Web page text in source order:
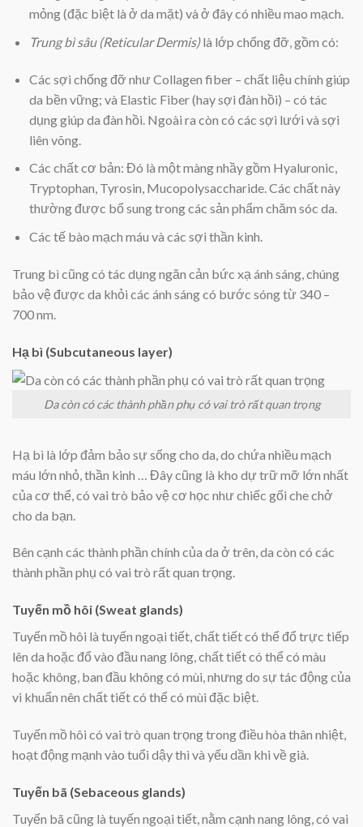
mỏng (đặc biệt là ở da mặt) và ở đây có nhiều mao mạch.
Trung bì sâu (Reticular Dermis)là lớp chống đỡ, gồm có:
Các sợi chống đỡ như Collagen fiber – chất liệu chính giúp
da bền vững; và Elastic Fiber (hay sợi đàn hồi) – có tác
dụng giúp da đàn hồi. Ngoài ra còn có các sợi lưới và sợi
liên võng.
Các chất cơ bản: Đó là một màng nhầy gồm Hyaluronic,
Tryptophan, Tyrosin, Mucopolysaccharide. Các chất này
thường được bổ sung trong các sản phẩm chăm sóc da.
Các tế bào mạch máu và các sợi thần kinh.
Trung bì cũng có tác dụng ngăn cản bức xạ ánh sáng, chúng
bảo vệ được da khỏi các ánh sáng có bước sóng từ 340 –
700 nm.
Hạ bì (Subcutaneous layer)
Da còn có các thành phần phụ có vai trò rất quan trọng
Hạ bì là lớp đảm bảo sự sống cho da, do chứa nhiều mạch
máu lớn nhỏ, thần kinh … Đây cũng là kho dự trữ mỡ lớn nhất
của cơ thể, có vai trò bảo vệ cơ học như chiếc gối che chở
cho da bạn.
Bên cạnh các thành phần chính của da ở trên, da còn có các
thành phần phụ có vai trò rất quan trọng.
Tuyến mồ hôi (Sweat glands)
Tuyến mồ hôi là tuyến ngoại tiết, chất tiết có thể đổ trực tiếp
lên da hoặc đổ vào đầu nang lông, chất tiết có thể có màu
hoặc không, ban đầu không có mùi, nhưng do sự tác động của
vi khuẩn nên chất tiết có thể có mùi đặc biệt.
Tuyến mồ hôi có vai trò quan trọng trong điều hòa thân nhiệt,
hoạt động mạnh vào tuổi dậy thì và yếu dần khi về già.
Tuyến bã (Sebaceous glands)
Tuyến bã cũng là tuyến ngoại tiết, nằm cạnh nang lông, có vai